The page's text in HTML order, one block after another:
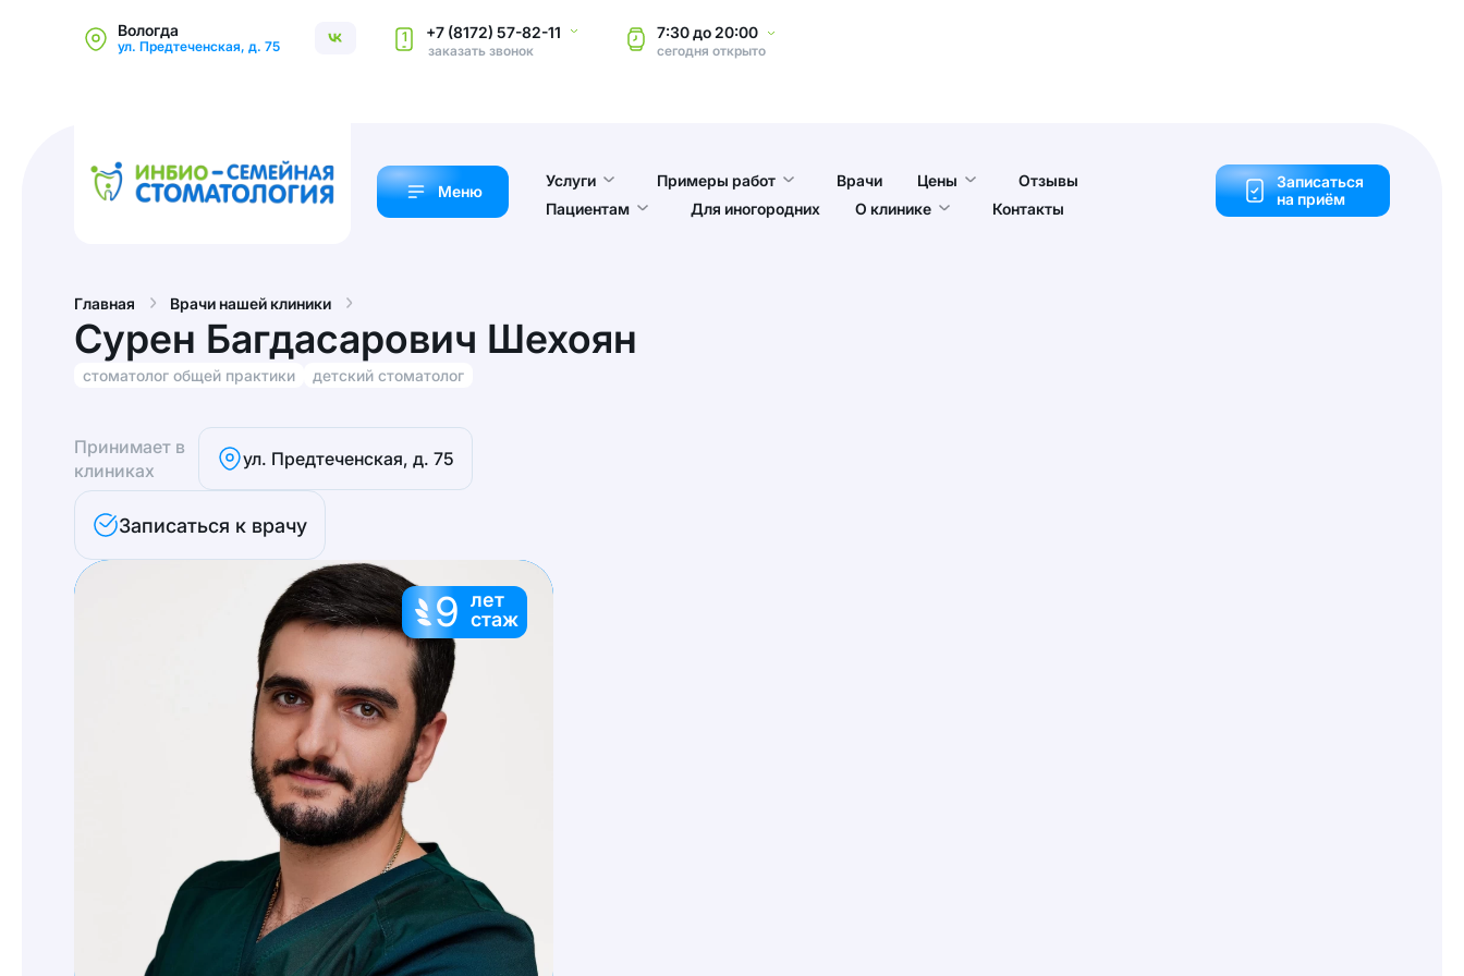
Вологда
ул. Предтеченская, д. 75
1 +7 (8172) 57-82-11
заказать звонок
7:30до20:00
сегодняоткрыто
Меню
Услуги Примеры работ Врачи Цены
Отзывы
Пациентам
Для иногородних О клинике Контакты
Записаться
на приём
Главная Врачи нашей клиники
Сурен Багдасарович Шехоян
стоматолог общей практики детский стоматолог
Принимает в
клиниках
ул. Предтеченская, д. 75
Записаться к врачу
9 лет
стаж